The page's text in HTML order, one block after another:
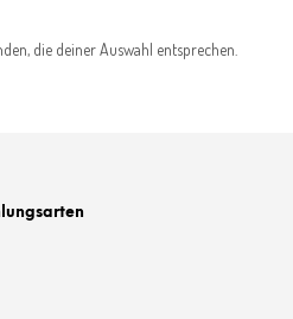
die deiner Auswahl entsprechen.